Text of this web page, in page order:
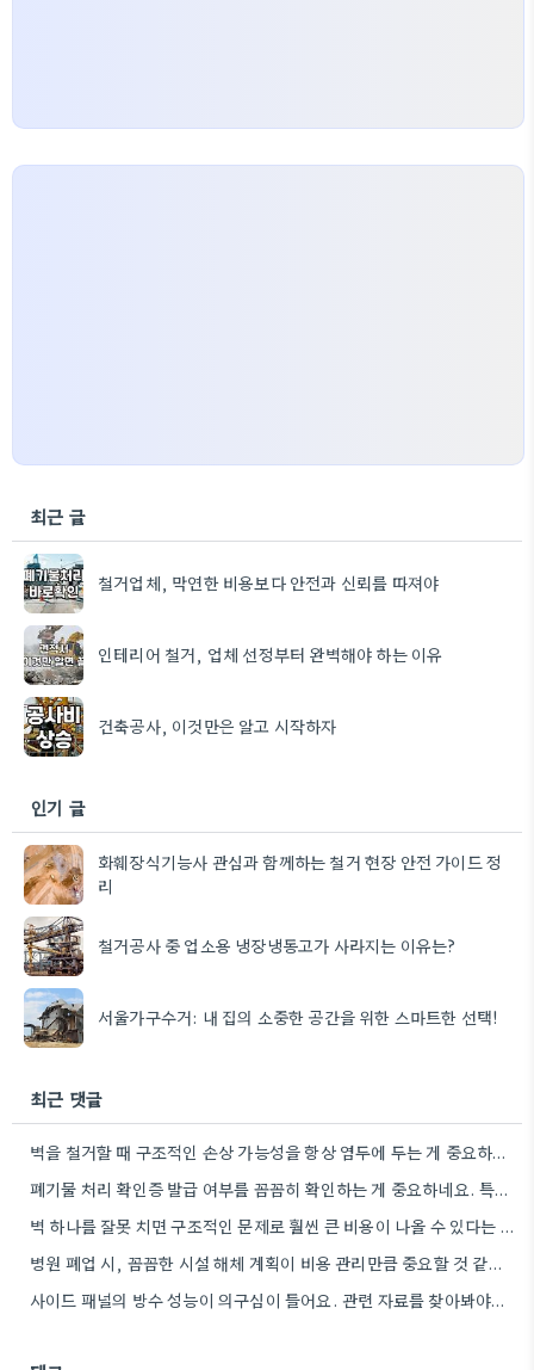
최근 글
철거업체, 막연한 비용보다 안전과 신뢰를 따져야
인테리어 철거, 업체 선정부터 완벽해야 하는 이유
건축공사, 이것만은 알고 시작하자
인기 글
화훼장식기능사 관심과 함께하는 철거 현장 안전 가이드 정
리
철거공사 중 업소용 냉장냉동고가 사라지는 이유는?
서울가구수거: 내 집의 소중한 공간을 위한 스마트한 선택!
최근 댓글
벽을 철거할 때 구조적인 손상 가능성을 항상 염두에 두는 게 중요하네요. 특히 오래된 건물의 경우…
폐기물 처리 확인증 발급 여부를 꼼꼼히 확인하는 게 중요하네요. 특히 건설 폐기물의 처리량이 예상보다 훨씬…
벽 하나를 잘못 치면 구조적인 문제로 훨씬 큰 비용이 나올 수 있다는 점이 와닿네요. 꼼꼼히…
병원 폐업 시, 꼼꼼한 시설 해체 계획이 비용 관리만큼 중요할 것 같아요.
사이드 패널의 방수 성능이 의구심이 들어요. 관련 자료를 찾아봐야겠네요.